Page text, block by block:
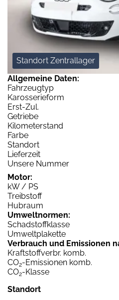
Standort Zentrallager
Allgemeine Daten:
Fahrzeugtyp
Karosserieform
Erst-Zul.
Getriebe
Kilometerstand
Farbe
Standort
Lieferzeit
Unsere Nummer
Motor:
kW / PS
Treibstoff
Hubraum
Umweltnormen:
Schadstoffklasse
Umweltplakette
Verbrauch und Emissionen
Kraftstoffverbr. komb.
CO2-Emissionen komb.
CO2-Klasse
Standort